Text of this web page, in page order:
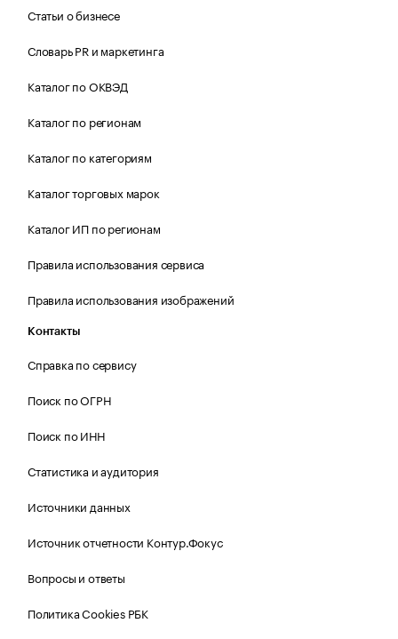
Статьи о бизнесе
Словарь PR и маркетинга
Каталог по ОКВЭД
Каталог по регионам
Каталог по категориям
Каталог торговых марок
Каталог ИП по регионам
Правила использования сервиса
Правила использования изображений
Контакты
Справка по сервису
Поиск по ОГРН
Поиск по ИНН
Статистика и аудитория
Источники данных
Источник отчетности Контур.Фокус
Вопросы и ответы
Политика Cookies РБК